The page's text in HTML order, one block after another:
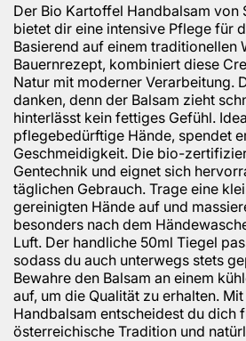
Der Bio Kartoffel Handbalsam von
bietet dir eine intensive Pflege für
Basierend auf einem traditionellen
Bauernrezept, kombiniert diese
Natur mit moderner Verarbeitung.
danken, denn der Balsam zieht
hinterlässt kein fettiges Gefühl.
pflegebedürftige Hände, spendet
Geschmeidigkeit. Die bio-
Gentechnik und eignet sich
täglichen Gebrauch. Trage eine
gereinigten Hände auf und
besonders nach dem
Luft. Der handliche 50ml Tiegel
sodass du auch unterwegs stets
Bewahre den Balsam an einem
auf, um die Qualität zu erhalten.
Handbalsam entscheidest du dich
österreichische Tradition und